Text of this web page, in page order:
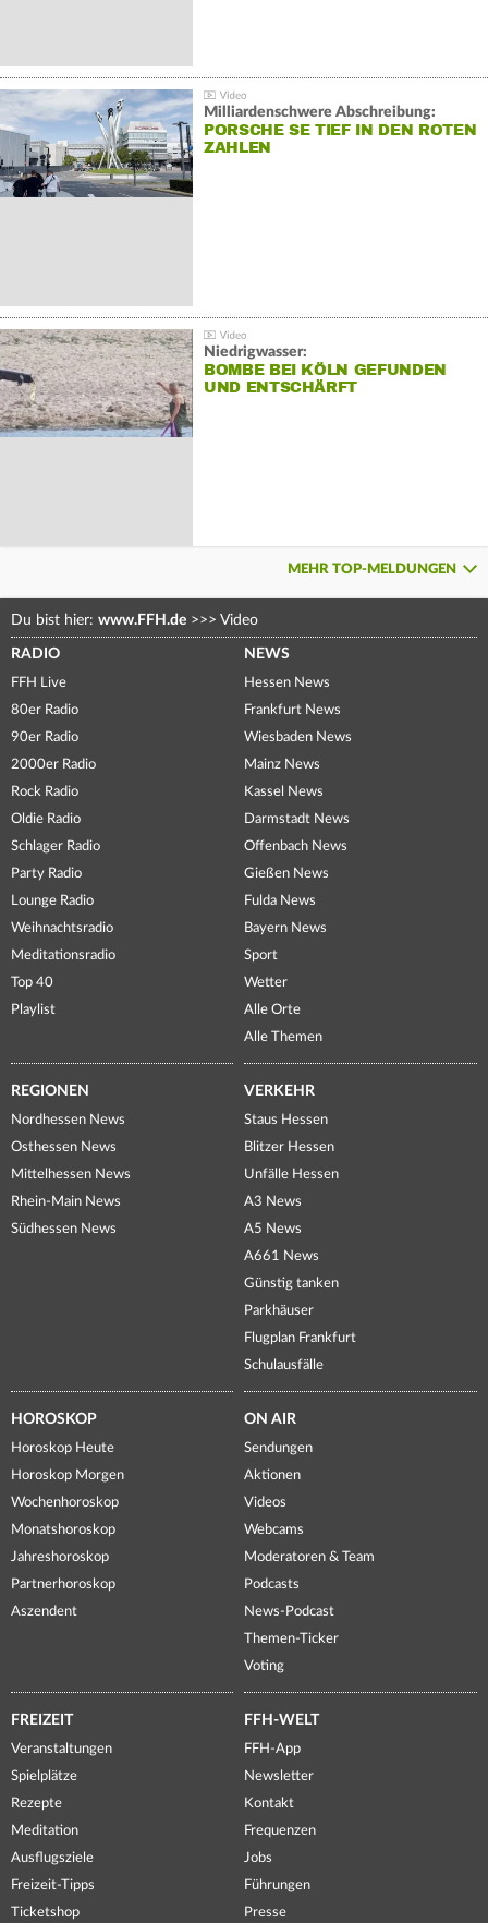
Milliardenschwere Abschreibung:
PORSCHE SE TIEF IN DEN ROTEN
ZAHLEN
Niedrigwasser:
BOMBE BEI KÖLN GEFUNDEN
UND ENTSCHÄRFT
MEHR TOP-MELDUNGEN
Du bist hier: www.FFH.de >>> Video
RADIO
FFH Live
80er Radio
90er Radio
2000er Radio
Rock Radio
Oldie Radio
Schlager Radio
Party Radio
Lounge Radio
Weihnachtsradio
Meditationsradio
Top 40
Playlist
NEWS
Hessen News
Frankfurt News
Wiesbaden News
Mainz News
Kassel News
Darmstadt News
Offenbach News
Gießen News
Fulda News
Bayern News
Sport
Wetter
Alle Orte
Alle Themen
REGIONEN
Nordhessen News
Osthessen News
Mittelhessen News
Rhein-Main News
Südhessen News
VERKEHR
Staus Hessen
Blitzer Hessen
Unfälle Hessen
A3 News
A5 News
A661 News
Günstig tanken
Parkhäuser
Flugplan Frankfurt
Schulausfälle
HOROSKOP
Horoskop Heute
Horoskop Morgen
Wochenhoroskop
Monatshoroskop
Jahreshoroskop
Partnerhoroskop
Aszendent
ON AIR
Sendungen
Aktionen
Videos
Webcams
Moderatoren & Team
Podcasts
News-Podcast
Themen-Ticker
Voting
FREIZEIT
Veranstaltungen
Spielplätze
Rezepte
Meditation
Ausflugsziele
Freizeit-Tipps
Ticketshop
FFH-WELT
FFH-App
Newsletter
Kontakt
Frequenzen
Jobs
Führungen
Presse